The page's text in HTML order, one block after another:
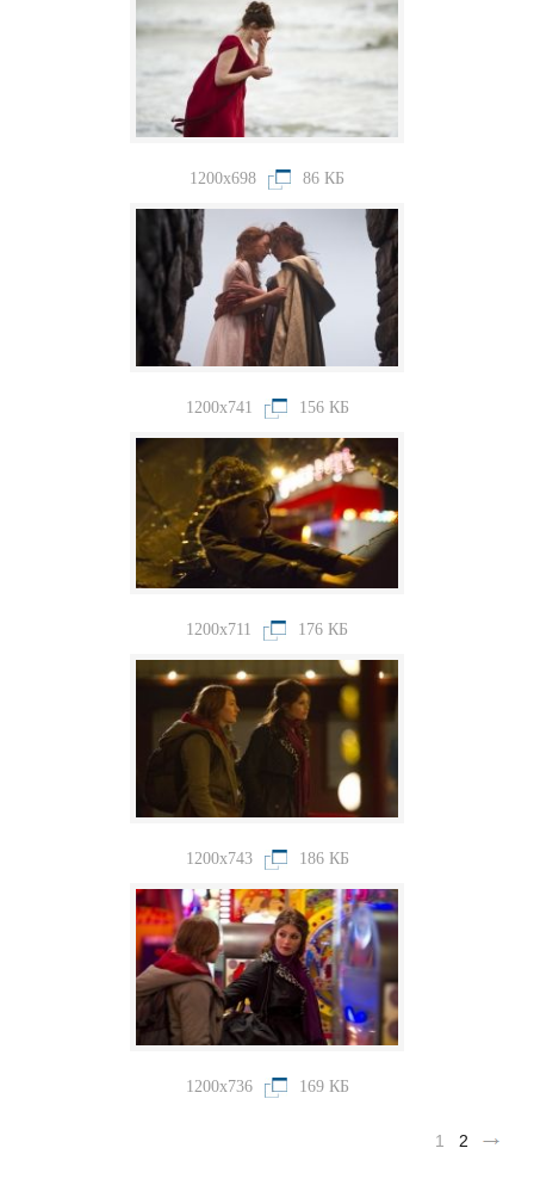
1200x698 86 КБ
1200x741 156 КБ
1200x711 176 КБ
1200x743 186 КБ
1200x736 169 КБ
1 2